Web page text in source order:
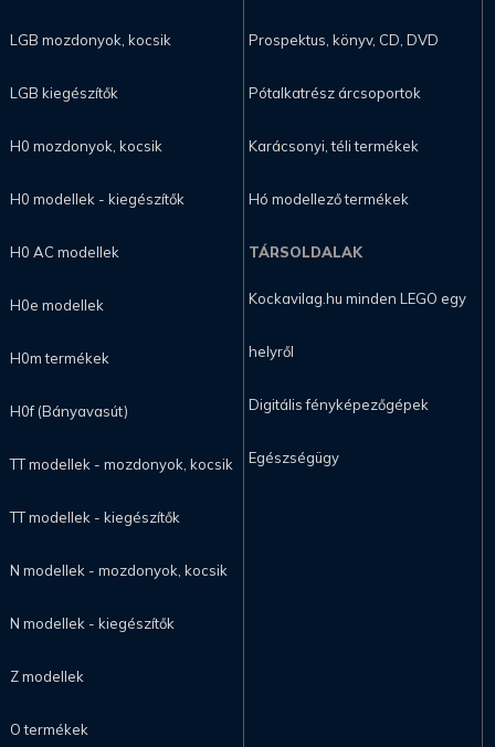
LGB mozdonyok, kocsik
LGB kiegészítők
H0 mozdonyok, kocsik
H0 modellek - kiegészítők
H0 AC modellek
H0e modellek
H0m termékek
H0f (Bányavasút)
TT modellek - mozdonyok, kocsik
TT modellek - kiegészítők
N modellek - mozdonyok, kocsik
N modellek - kiegészítők
Z modellek
O termékek
Prospektus, könyv, CD, DVD
Pótalkatrész árcsoportok
Karácsonyi, téli termékek
Hó modellező termékek
TÁRSOLDALAK
Kockavilag.hu minden LEGO egy
helyről
Digitális fényképezőgépek
Egészségügy